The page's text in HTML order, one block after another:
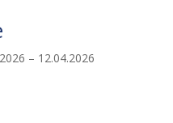
– 12.04.2026